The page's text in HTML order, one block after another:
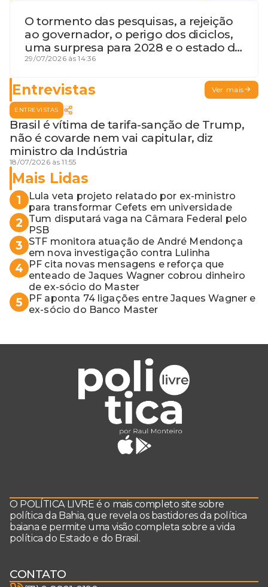
O tormento das pesquisas, a rejeição
ao governador, o perigo dos diciclos,
uma surpresa para 2028 e o estado de
terceira guerra mundial
29/07/2026 às 14:36
Entrevistas Ver mais
ENTREVISTAS
Brasil é vítima de tarifa-sanção de Trump,
não é covarde nem vai capitular, diz
ministro da Indústria
18/07/2026 às 11:55
Mais Lidas
1
Lula veta projeto relatado por ex-ministro
para transformar Cefets em universidade
2
Tum disputará vaga na Câmara Federal pelo
PSB
3
STF monitora atuação de André Mendonça
em nova investigação contra Lulinha
4
PF cita novas mensagens e reforça que
enteado de Jaques Wagner cobrou dinheiro
de ex-sócio do Master
5
PF aponta 74 ligações entre Jaques Wagner e
ex-sócio do Banco Master
O POLÍTICA LIVRE é o mais completo site sobre
política da Bahia, que revela os bastidores da política
baiana e permite uma visão completa sobre a vida
política do Estado e do Brasil.
CONTATO